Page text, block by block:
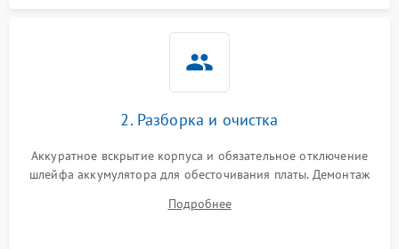
2000 ₽
Проблемы Wi‑Fi или
2500 ₽
2. Разборка и очистка
Аккуратное вскрытие корпуса и обязательное отключение
шлейфа аккумулятора для обесточивания платы. Демонтаж
высохшей термопасты с кристаллов чипов.
Подробнее